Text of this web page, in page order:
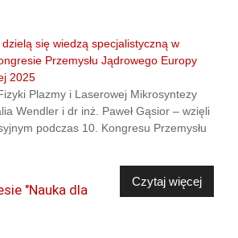
Plazmy i Laserowej Mikrosyntezy
Wendler i dr inż. Paweł Gąsior – wzięli
podczas 10. Kongresu Przemysłu
Czytaj więcej
"Nauka dla